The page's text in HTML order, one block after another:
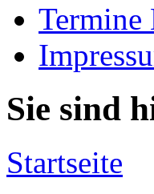
Termine
Sie sind
Startseite